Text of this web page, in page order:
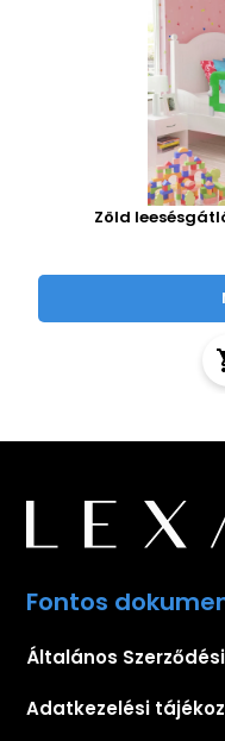
Zöld
Fontos
Általános
Adatkezelési